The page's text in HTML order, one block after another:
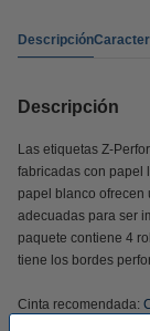
Descripción
Descripción
Las etiquetas Z-
fabricadas con papel
papel blanco ofrecen
adecuadas para ser
paquete contiene 4
tiene los bordes
Cinta recomendada: